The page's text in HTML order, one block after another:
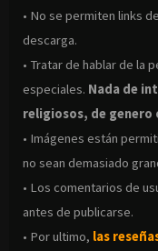
• No se permiten links
descarga.
• Tratar de hablar de la
especiales. Nada de
religiosos, de genero
• Imágenes están
no sean demasiado
• Los comentarios de
antes de publicarse.
• Por ultimo, las